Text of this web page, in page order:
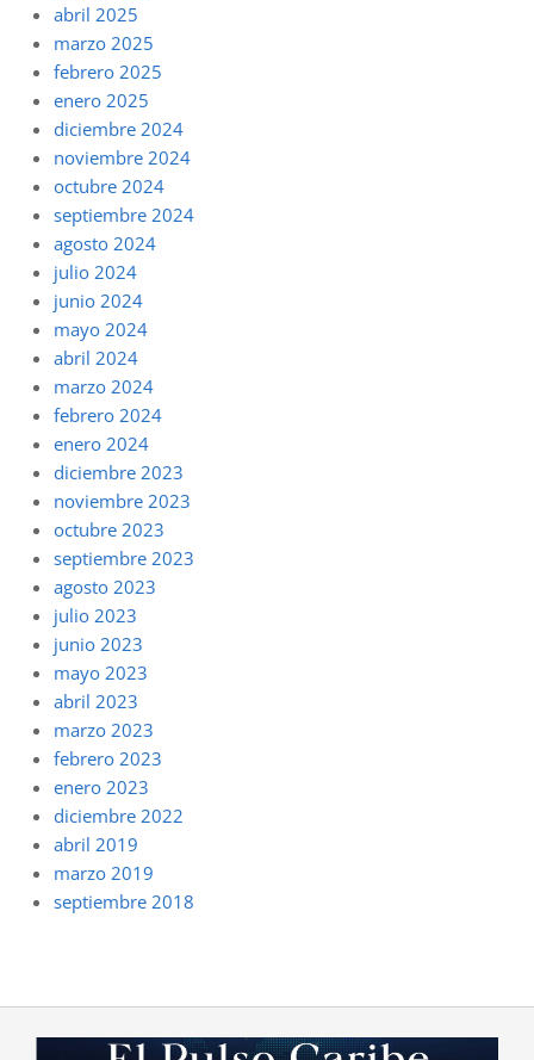
abril 2025
marzo 2025
febrero 2025
enero 2025
diciembre 2024
noviembre 2024
octubre 2024
septiembre 2024
agosto 2024
julio 2024
junio 2024
mayo 2024
abril 2024
marzo 2024
febrero 2024
enero 2024
diciembre 2023
noviembre 2023
octubre 2023
septiembre 2023
agosto 2023
julio 2023
junio 2023
mayo 2023
abril 2023
marzo 2023
febrero 2023
enero 2023
diciembre 2022
abril 2019
marzo 2019
septiembre 2018